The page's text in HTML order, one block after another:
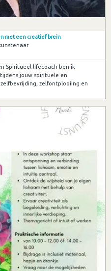
met een creatief brein
Spiritueel lifecoach ben ik
jouw spirituele en
zelfontplooiing en